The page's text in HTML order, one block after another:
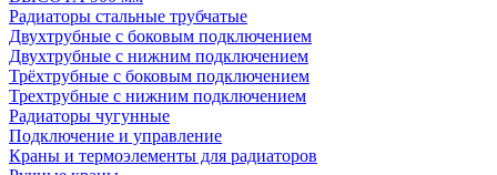
Радиаторы стальные трубчатые
Двухтрубные с боковым подключением
Двухтрубные с нижним подключением
Трёхтрубные с боковым подключением
Трехтрубные с нижним подключением
Радиаторы чугунные
Подключение и управление
Краны и термоэлементы для радиаторов